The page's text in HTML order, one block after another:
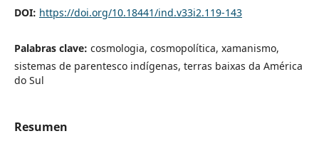
DOI: https://doi.org/10.18441/ind.v33i2.119-143
Palabras clave: cosmologia, cosmopolítica, xamanismo,
sistemas de parentesco indígenas, terras baixas da América
do Sul
Resumen